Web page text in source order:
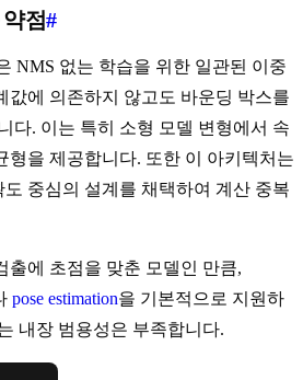
점#
NMS 없는 학습을 위한 일관된 이중
값에 의존하지 않고도 바운딩 박스를
다. 이는 특히 소형 모델 변형에서 속
형을 제공합니다. 또한 이 아키텍처는
중심의 설계를 채택하여 계산 중복
출에 초점을 맞춘 모델인 만큼,
pose estimation을 기본적으로 지원하
내장 범용성은 부족합니다.